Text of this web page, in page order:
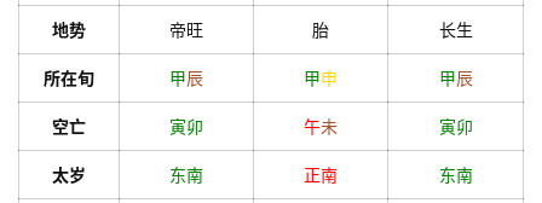
地势 帝旺 胎 长生
所在旬 甲辰 甲申 甲辰
空亡 寅卯 午未 寅卯
太岁 东南 正南 东南